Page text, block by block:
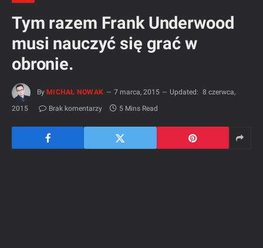
Tym razem Frank Underwood
musi nauczyć się grać w
obronie.
By MICHAŁ NOWAK 7 marca, 2015 Updated: 8 czerwca,
2015
Brak komentarzy 5 Mins Read